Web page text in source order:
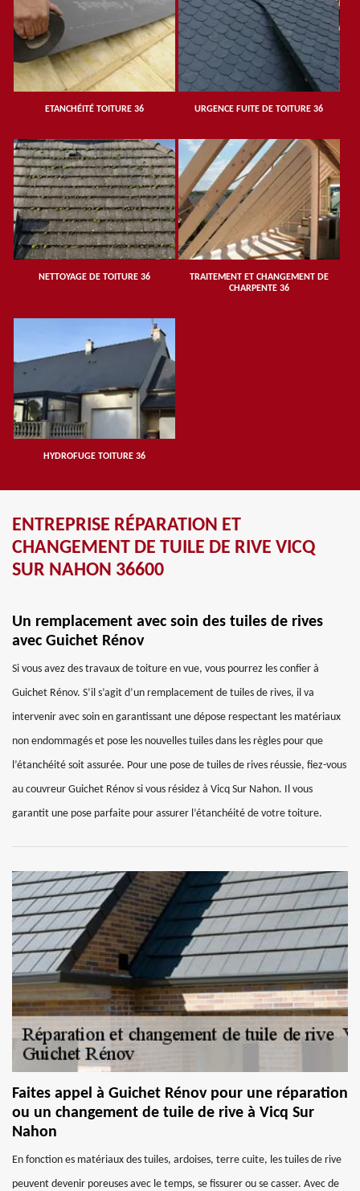
ETANCHÉITÉ TOITURE 36 URGENCE FUITE DE TOITURE 36
NETTOYAGE DE TOITURE 36
TRAITEMENT ET CHANGEMENT DE
CHARPENTE 36
HYDROFUGE TOITURE 36
ENTREPRISE RÉPARATION ET
CHANGEMENT DE TUILE DE RIVE VICQ
SUR NAHON 36600
Un remplacement avec soin des tuiles de rives
avec Guichet Rénov
Si vous avez des travaux de toiture en vue, vous pourrez les confier à
Guichet Rénov. S’il s’agit d’un remplacement de tuiles de rives, il va
intervenir avec soin en garantissant une dépose respectant les matériaux
non endommagés et pose les nouvelles tuiles dans les règles pour que
l’étanchéité soit assurée. Pour une pose de tuiles de rives réussie, fiez-vous
au couvreur Guichet Rénov si vous résidez à Vicq Sur Nahon. Il vous
garantit une pose parfaite pour assurer l’étanchéité de votre toiture.
Faites appel à Guichet Rénov pour une réparation
ou un changement de tuile de rive à Vicq Sur
Nahon
En fonction es matériaux des tuiles, ardoises, terre cuite, les tuiles de rive
peuvent devenir poreuses avec le temps, se fissurer ou se casser. Avec de